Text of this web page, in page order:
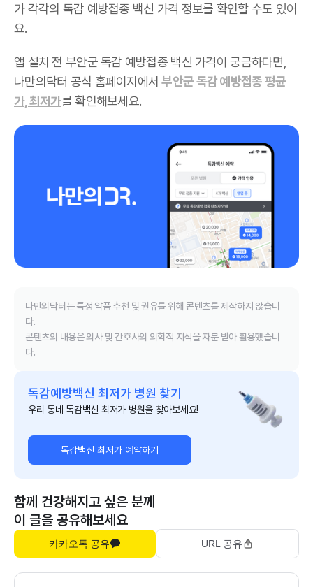
가 각각의 독감 예방접종 백신 가격 정보를 확인할 수도 있어
요.
앱 설치 전 부안군 독감 예방접종 백신 가격이 궁금하다면,
나만의닥터 공식 홈페이지에서 부안군 독감 예방접종 평균
가, 최저가를 확인해보세요.
나만의닥터는 특정 약품 추천 및 권유를 위해 콘텐츠를 제작하지 않습니
다.
콘텐츠의 내용은 의사 및 간호사의 의학적 지식을 자문 받아 활용했습니
다.
독감예방백신 최저가 병원 찾기
우리 동네 독감백신 최저가 병원을 찾아보세요!
독감백신 최저가 예약하기
함께 건강해지고 싶은 분께
이 글을 공유해보세요
카카오톡 공유 URL 공유